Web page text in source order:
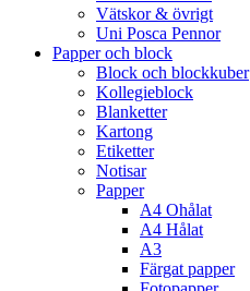
Vätskor & övrigt
Uni Posca Pennor
Papper och block
Block och blockkuber
Kollegieblock
Blanketter
Kartong
Etiketter
Notisar
Papper
A4 Ohålat
A4 Hålat
A3
Färgat papper